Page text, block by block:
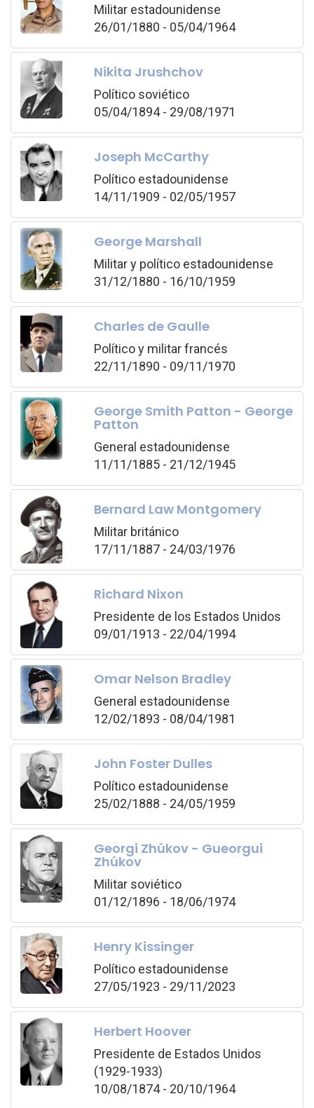
Militar estadounidense
26/01/1880 - 05/04/1964
Nikita Jrushchov
Político soviético
05/04/1894 - 29/08/1971
Joseph McCarthy
Político estadounidense
14/11/1909 - 02/05/1957
George Marshall
Militar y político estadounidense
31/12/1880 - 16/10/1959
Charles de Gaulle
Político y militar francés
22/11/1890 - 09/11/1970
George Smith Patton - George
Patton
General estadounidense
11/11/1885 - 21/12/1945
Bernard Law Montgomery
Militar británico
17/11/1887 - 24/03/1976
Richard Nixon
Presidente de los Estados Unidos
09/01/1913 - 22/04/1994
Omar Nelson Bradley
General estadounidense
12/02/1893 - 08/04/1981
John Foster Dulles
Político estadounidense
25/02/1888 - 24/05/1959
Georgi Zhúkov - Gueorgui
Zhúkov
Militar soviético
01/12/1896 - 18/06/1974
Henry Kissinger
Político estadounidense
27/05/1923 - 29/11/2023
Herbert Hoover
Presidente de Estados Unidos
(1929-1933)
10/08/1874 - 20/10/1964